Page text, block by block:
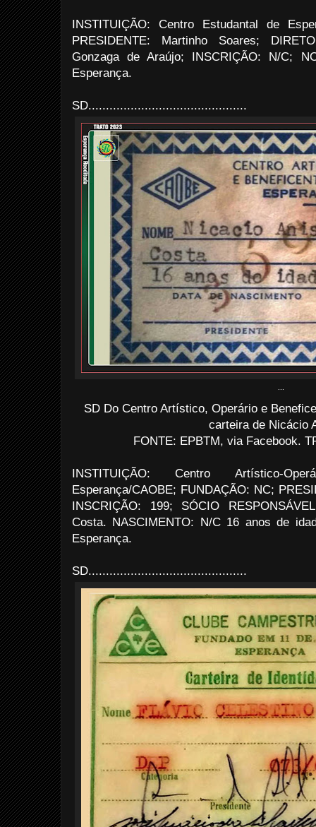
INSTITUIÇÃO: Centro Estudantal de
PRESIDENTE: Martinho Soares;
Gonzaga de Araújo; INSCRIÇÃO: N/C;
Esperança.
SD.............................................
...
SD Do Centro Artístico, Operário e
carteira de Nicácio
FONTE: EPBTM, via Facebook.
INSTITUIÇÃO: Centro Artístico-
Esperança/CAOBE; FUNDAÇÃO: NC;
INSCRIÇÃO: 199; SÓCIO
Costa. NASCIMENTO: N/C 16 anos de
Esperança.
SD.............................................